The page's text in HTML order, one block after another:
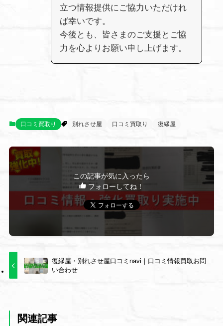
立つ情報提供にご協力いただけれ
ば幸いです。
今後とも、皆さまのご支援とご協
力を心よりお願い申し上げます。
口コミ買取り 別れさせ屋 口コミ買取り 復縁屋
この記事が気に入ったら
フォローしてね！
復縁屋・別れさせ屋口コミnavi｜口コミ情報買取お問
い合わせ
関連記事